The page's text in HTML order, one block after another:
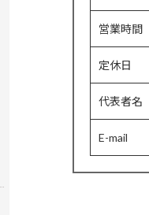
営業時間
定休日
代表者名
E-mail